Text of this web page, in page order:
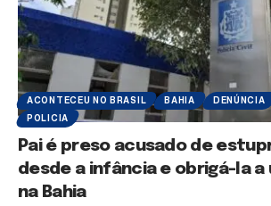
ACONTECEU NO BRASIL BAHIA DENÚNCIA
POLICIA
Pai é preso acusado de
desde a infância e obrigá-la a
na Bahia